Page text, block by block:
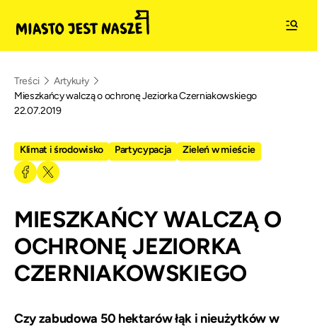
Treści
Artykuły
Mieszkańcy walczą o ochronę Jeziorka Czerniakowskiego
22.07.2019
Klimat i środowisko Partycypacja Zieleń w mieście
MIESZKAŃCY WALCZĄ O
OCHRONĘ JEZIORKA
CZERNIAKOWSKIEGO
Czy zabudowa 50 hektarów łąk i nieużytków w